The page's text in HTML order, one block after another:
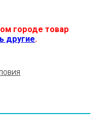
городе товар
другие.